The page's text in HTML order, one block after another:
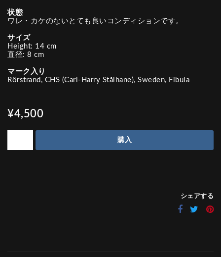
状態
ワレ・カケのないとても良いコンディションです。
サイズ
Height: 14 cm
直径: 8 cm
マーク入り
Rörstrand, CHS (Carl-Harry Stålhane), Sweden, Fibula
¥4,500
購入
シェアする